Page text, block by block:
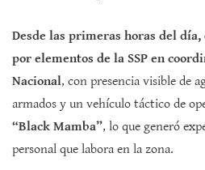
Desde las primeras horas del
por elementos de la SSP en
Nacional, con presencia visible de
armados y un vehículo táctico de
“Black Mamba”, lo que generó
personal que labora en la zona.